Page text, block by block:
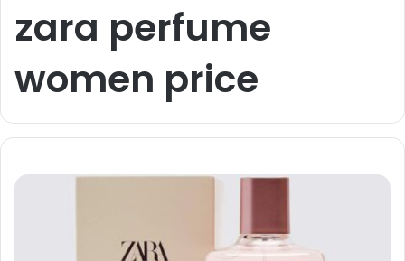
zara perfume
women price